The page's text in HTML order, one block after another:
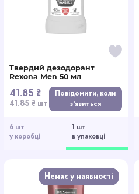
6 шт
у коробці
1 шт
в упаковці
Твердий дезодорант
Rexona Men 50 мл
41.85 ₴
41.85 ₴ шт
Повідомити, коли
з'явиться
Немає у наявності